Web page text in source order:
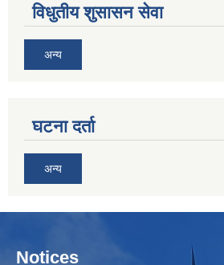
विधुतीय शुसासन सेवा
अन्य
घटना दर्ता
अन्य
Notices